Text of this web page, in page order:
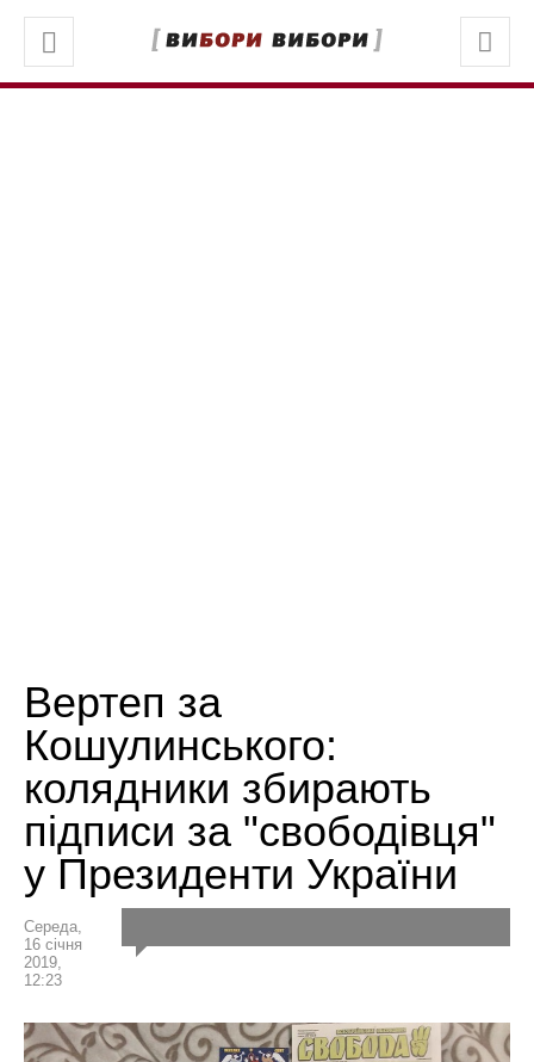
Вертеп за
Кошулинського:
колядники збирають
підписи за "свободівця"
у Президенти України
Середа,
16 січня
2019,
12:23